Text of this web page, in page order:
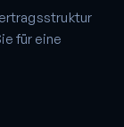
für eine